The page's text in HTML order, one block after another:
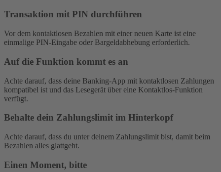
Transaktion mit PIN durchführen
Vor dem kontaktlosen Bezahlen mit einer neuen Karte ist eine
einmalige PIN-Eingabe oder Bargeldabhebung erforderlich.
Auf die Funktion kommt es an
Achte darauf, dass deine Banking-App mit kontaktlosen Zahlungen
kompatibel ist und das Lesegerät über eine Kontaktlos-Funktion
verfügt.
Behalte dein Zahlungslimit im Hinterkopf
Achte darauf, dass du unter deinem Zahlungslimit bist, damit beim
Bezahlen alles glattgeht.
Einen Moment, bitte